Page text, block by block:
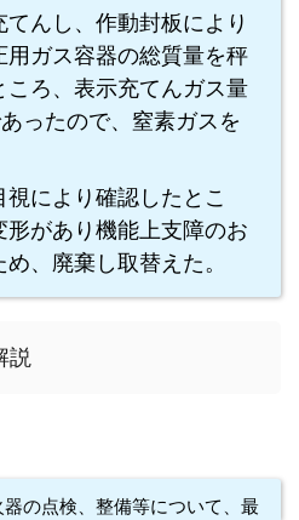
てんし、作動封板により
用ガス容器の総質量を秤
ころ、表示充てんガス量
ったので、窒素ガスを
視により確認したとこ
形があり機能上支障のお
、廃棄し取替えた。
説
の点検、整備等について、最